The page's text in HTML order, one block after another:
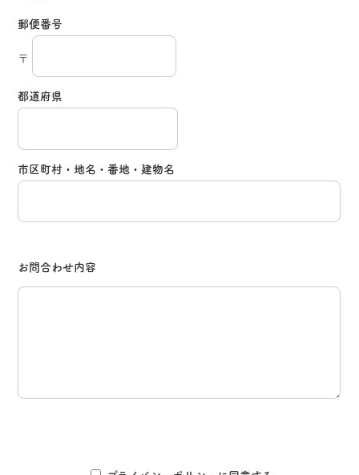
郵便番号
〒
都道府県
市区町村・地名・番地・建物名
お問合わせ内容